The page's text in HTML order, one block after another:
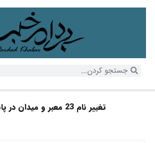
تغییر نام 23 معبر و میدان در پایتخت